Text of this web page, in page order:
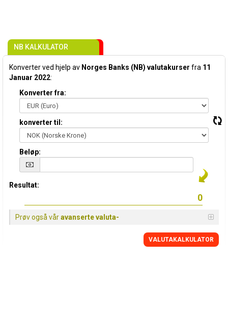
NB KALKULATOR
Konverter ved hjelp av Norges Banks (NB) valutakurser fra 11
Januar 2022:
Konverter fra:
konverter til:
Beløp:
Resultat:
Prøv også våravanserte valuta-
VALUTAKALKULATOR